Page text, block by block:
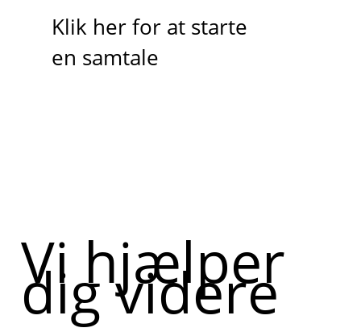
Klik her for at starte
en samtale
Vi hjælper
dig videre